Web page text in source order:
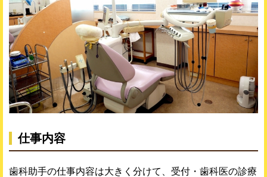
仕事内容
歯科助手の仕事内容は大きく分けて、受付・歯科医の診療